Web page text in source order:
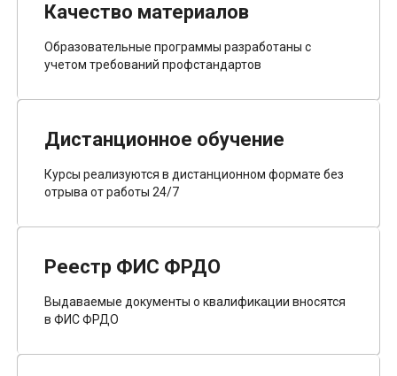
Качество материалов
Образовательные программы разработаны с
учетом требований профстандартов
Дистанционное обучение
Курсы реализуются в дистанционном формате без
отрыва от работы 24/7
Реестр ФИС ФРДО
Выдаваемые документы о квалификации вносятся
в ФИС ФРДО